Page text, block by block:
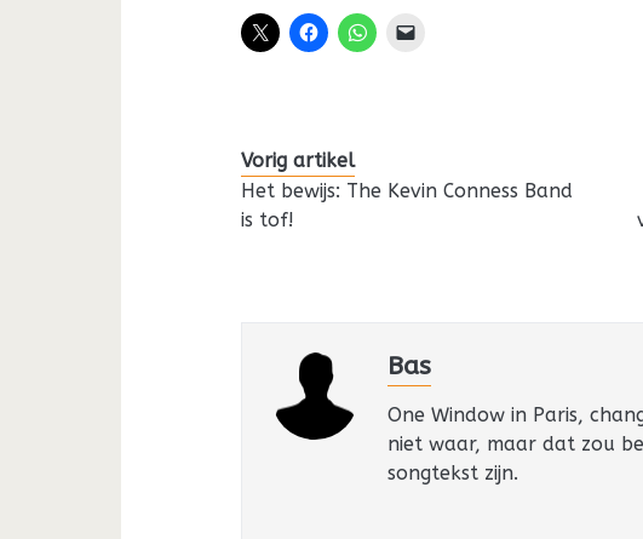
Vorig artikel
Het bewijs: The Kevin Conness Band
is tof!
Bas
One Window in Paris,
niet waar, maar dat zou
songtekst zijn.